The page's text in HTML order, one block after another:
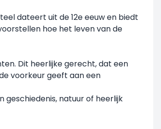
dateert uit de 12e eeuw en biedt
hoe het leven van de
Dit heerlijke gerecht, dat een
voorkeur geeft aan een
geschiedenis, natuur of heerlijk